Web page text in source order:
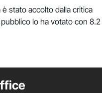
è stato accolto dalla critica
lo ha votato con 8.2